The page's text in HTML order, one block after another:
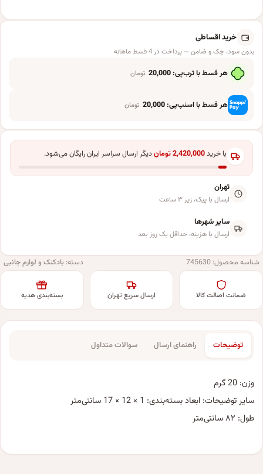
خرید اقساطی
بدون سود، چک و ضامن — پرداخت در 4 قسط ماهانه
هر قسط با ترب‌پی:20,000 تومان
هر قسط با اسنپ‌پی:20,000 تومان
با خرید2,420,000توماندیگر ارسال سراسر ایران رایگان می‌شود.
تهران
ارسال با پیک، زیر ۳ ساعت
سایر شهرها
ارسال با هزینه، حداقل یک روز بعد
شناسه محصول: 745630 دسته: بادکنک و لوازم جانبی
ضمانت اصالت کالا ارسال سریع تهران بسته‌بندی هدیه
توضیحات راهنمای ارسال سوالات متداول
وزن: 20 گرم
سایر توضیحات: ابعاد بسته‌بندی: 1 × 12 × 17 سانتی‌متر
طول: ۸۲ سانتی‌متر